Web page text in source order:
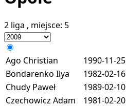
2 liga , miejsce: 5
Ago Christian 1990-11-25
Bondarenko Ilya
1982-02-16
Chudy Paweł
1989-02-10
Czechowicz Adam
1981-02-20